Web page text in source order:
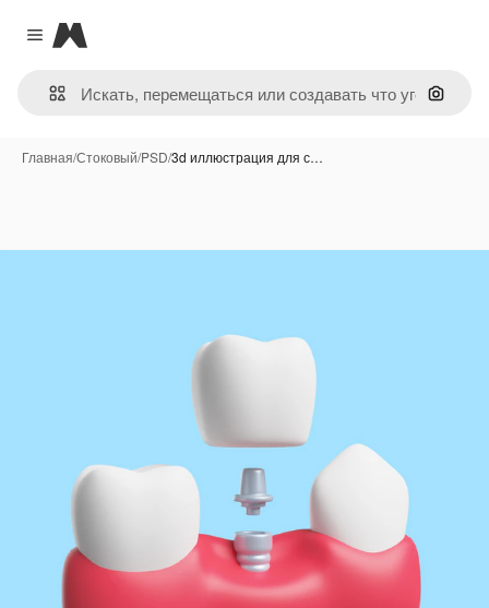
Close menu
Magnific
Поиск
Главная/Стоковый/PSD/3d иллюстрация для с…